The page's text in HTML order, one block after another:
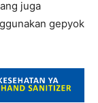
juga
gepyok